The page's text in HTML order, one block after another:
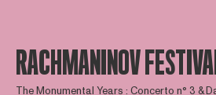
RACHMANINOV
The Monumental Years : Concerto n° 3 &